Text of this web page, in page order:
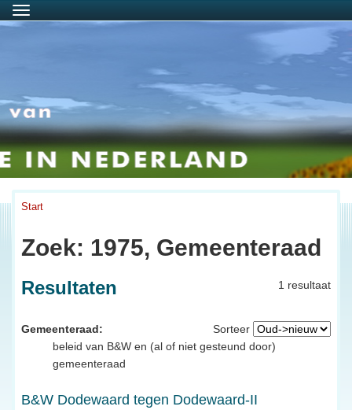
Menu
Start
Zoek: 1975, Gemeenteraad
1 resultaat
Resultaten
Sorteer
Gemeenteraad:
beleid van B&W en (al of niet gesteund door)
gemeenteraad
B&W Dodewaard tegen Dodewaard-II